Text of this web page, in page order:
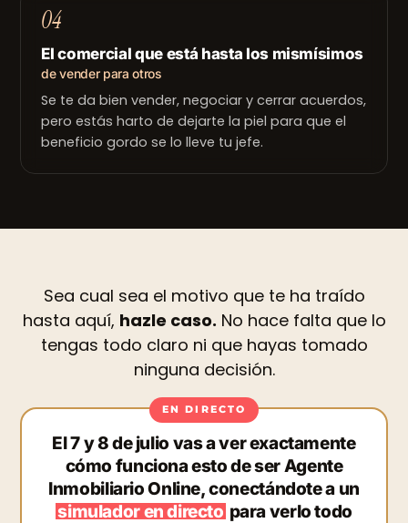
04
El comercial que está hasta los mismísimos
de vender para otros
Se te da bien vender, negociar y cerrar acuerdos,
pero estás harto de dejarte la piel para que el
beneficio gordo se lo lleve tu jefe.
Sea cual sea el motivo que te ha traído
hasta aquí, hazle caso. No hace falta que lo
tengas todo claro ni que hayas tomado
ninguna decisión.
El 7 y 8 de julio vas a ver exactamente
cómo funciona esto de ser Agente
Inmobiliario Online, conectándote a un
simulador en directo para verlo todo